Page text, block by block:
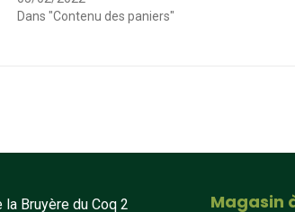
Dans "Contenu des paniers"
la Bruyère du Coq 2 Magasin